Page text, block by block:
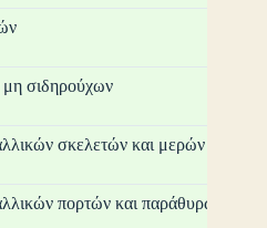
σιδηρούχων
σκελετών και μερών